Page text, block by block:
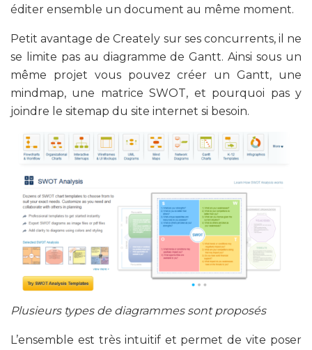
éditer ensemble un document au même moment.
Petit avantage de Creately sur ses concurrents, il ne
se limite pas au diagramme de Gantt. Ainsi sous un
même projet vous pouvez créer un Gantt, une
mindmap, une matrice SWOT, et pourquoi pas y
joindre le sitemap du site internet si besoin.
Plusieurs types de diagrammes sont proposés
L’ensemble est très intuitif et permet de vite poser